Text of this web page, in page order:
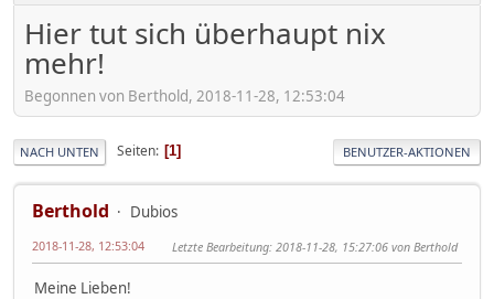
Hier tut sich überhaupt nix
mehr!
Begonnen von Berthold, 2018-11-28, 12:53:04
NACH UNTEN Seiten 1 BENUTZER-AKTIONEN
Berthold Dubios
2018-11-28, 12:53:04 Letzte Bearbeitung: 2018-11-28, 15:27:06 von Berthold
Meine Lieben!